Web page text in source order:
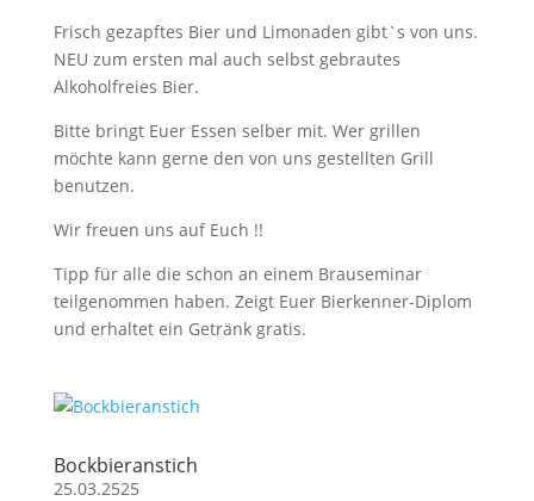
Frisch gezapftes Bier und Limonaden gibt`s von uns.
NEU zum ersten mal auch selbst gebrautes
Alkoholfreies Bier.
Bitte bringt Euer Essen selber mit. Wer grillen
möchte kann gerne den von uns gestellten Grill
benutzen.
Wir freuen uns auf Euch !!
Tipp für alle die schon an einem Brauseminar
teilgenommen haben. Zeigt Euer Bierkenner-Diplom
und erhaltet ein Getränk gratis.
Bockbieranstich
25.03.2525